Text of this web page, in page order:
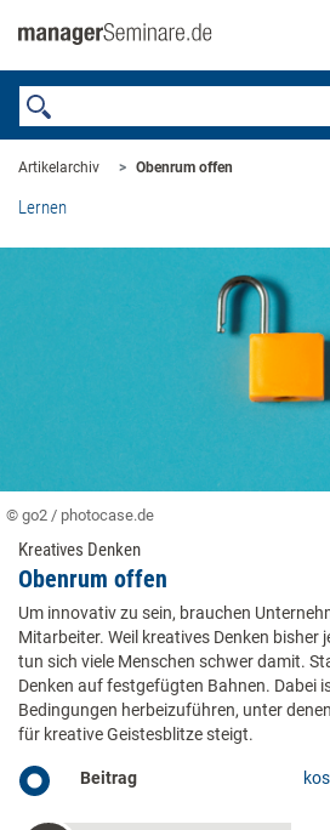
Artikelarchiv Obenrum offen
Lernen
© go2 / photocase.de
Kreatives Denken
Obenrum offen
Um innovativ zu sein, brauchen
Mitarbeiter. Weil kreatives Denken bisher
tun sich viele Menschen schwer damit.
Denken auf festgefügten Bahnen. Dabei
Bedingungen herbeizuführen, unter
für kreative Geistesblitze steigt.
Beitrag